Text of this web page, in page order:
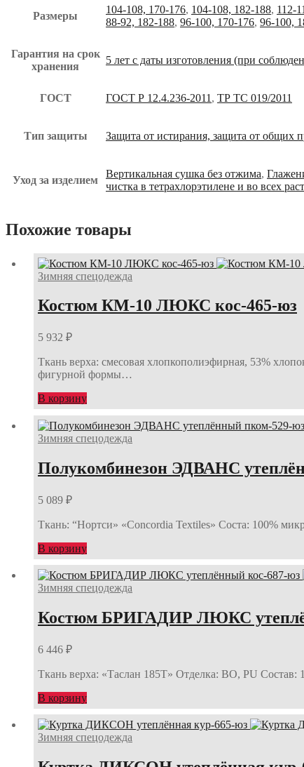
Размеры
104-108, 170-176, 104-108, 182-188, 112-
88-92, 182-188, 96-100, 170-176, 96-100,
Гарантия на срок
хранения
5 лет с даты изготовления (при
ГОСТ ГОСТ Р 12.4.236-2011 , ТР ТС 019/2011
Тип защиты Защита от истирания, защита от общих
Уход за изделием
Вертикальная сушка без отжима,
чистка в тетрахлорэтилене и во всех
Похожие товары
Зимняя спецодежда
Костюм КМ-10 ЛЮКС кос-465-юз
5 932 ₽
Ткань верха: смесовая хлопкополиэфирная, 53%
фигурной формы…
В корзину
Зимняя спецодежда
Полукомбинезон ЭДВАНС
5 089 ₽
Ткань: “Нортси» «Concordia Textiles» Соста: 100%
В корзину
Зимняя спецодежда
Костюм БРИГАДИР ЛЮКС
6 446 ₽
Ткань верха: «Таслан 185Т» Отделка: ВО, PU Состав:
В корзину
Зимняя спецодежда